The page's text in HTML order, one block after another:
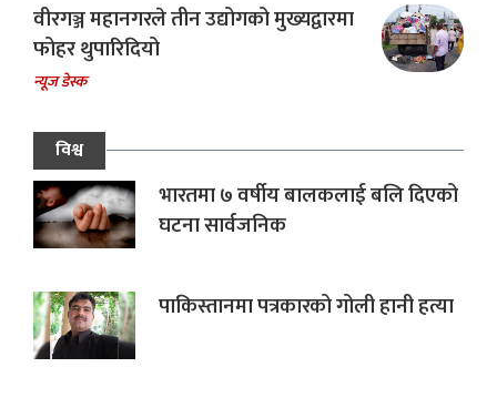
वीरगञ्ज महानगरले तीन उद्योगको मुख्यद्वारमा
फोहर थुपारिदियो
न्यूज डेस्क
विश्व
भारतमा ७ वर्षीय बालकलाई बलि दिएको
घटना सार्वजनिक
पाकिस्तानमा पत्रकारको गोली हानी हत्या